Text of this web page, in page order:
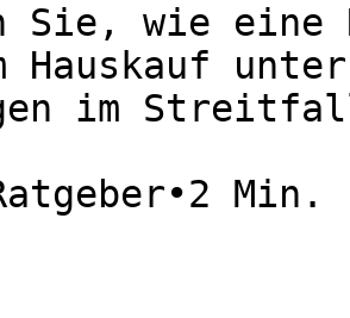
Sie, wie eine
Hauskauf
im